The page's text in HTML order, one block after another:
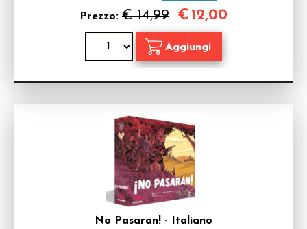
Prezzo: € 14,99 €12,00
No Pasaran! - Italiano